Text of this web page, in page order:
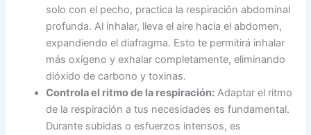
solo con el pecho, practica la respiración abdominal
profunda. Al inhalar, lleva el aire hacia el abdomen,
expandiendo el diafragma. Esto te permitirá inhalar
más oxígeno y exhalar completamente, eliminando
dióxido de carbono y toxinas.
Controla el ritmo de la respiración: Adaptar el ritmo
de la respiración a tus necesidades es fundamental.
Durante subidas o esfuerzos intensos, es